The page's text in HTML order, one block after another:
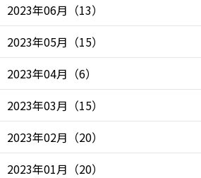
2023年06月 （13）
2023年05月 （15）
2023年04月 （6）
2023年03月 （15）
2023年02月 （20）
2023年01月 （20）